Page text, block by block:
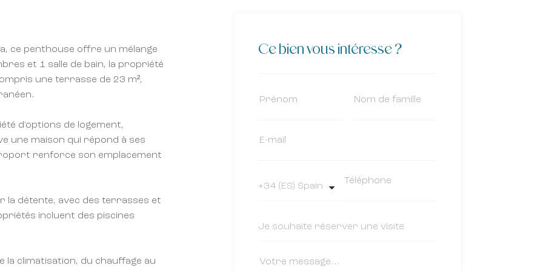
ce penthouse offre un mélange
et 1 salle de bain, la propriété
une terrasse de 23 m²,
d'options de logement,
une maison qui répond à ses
renforce son emplacement
la détente, avec des terrasses et
incluent des piscines
la climatisation, du chauffage au
Ce bien vous intéresse ?